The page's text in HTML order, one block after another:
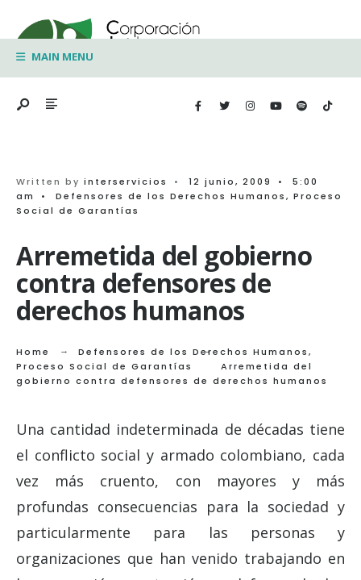
to
contentMAIN MENU
Written by interservicios • 12 junio, 2009 •
5:00
am
• Defensores de los Derechos Humanos, Proceso
Social de Garantías
Arremetida del gobierno
contra defensores de
derechos humanos
Home Defensores de los Derechos Humanos,
Proceso Social de Garantías
Arremetida del
gobierno contra defensores de derechos humanos
Una cantidad indeterminada de décadas tiene
el conflicto social y armado colombiano, cada
vez más cruento, con mayores y más
profundas consecuencias para la sociedad y
particularmente para las personas y
organizaciones que han venido trabajando en
for: